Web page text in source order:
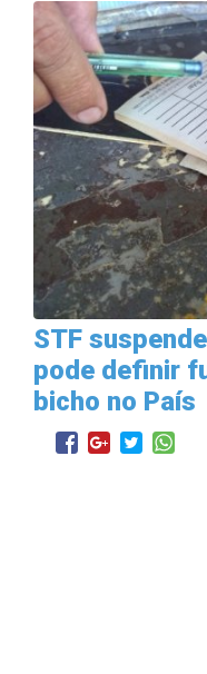
STF
pode definir
bicho no País